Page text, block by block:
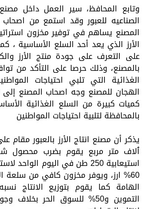
وتابع المحافظ، سير العمل داخل مصنع
الصناعيه للعبور وقد استمع من
المصنع يساهم في توفير مخزون
الأرز الذي يعد أحد السلع الأساسية ،
على التعرف على جودة منتج الأرز
بالمصنع، وذلك حرصا على التأكد من
الغذائية التي تلبي احتياجات
الهجان للمصنع وجه اصحاب المصنع
كميات كبيرة من السلع الغذائية
بالمحافظة لتلبية احتياجات المواطنين
يذكر أن مصنع انتاج الأرز بالعبور
ٱلاف متر مربع يقوم بضرب محصول
60% ارز، ويوفر مخزون كافي من سلعة